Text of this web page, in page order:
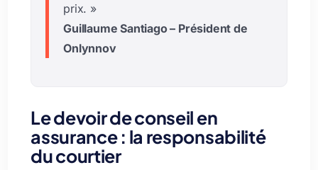
prix. »
Guillaume Santiago – Président de
Onlynnov
Le devoir de conseil en
assurance : la responsabilité
du courtier